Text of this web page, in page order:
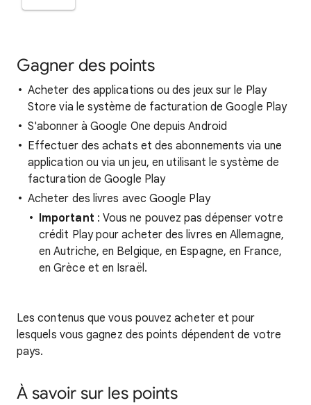
Gagner des points
Acheter des applications ou des jeux sur le Play
Store via le système de facturation de Google Play
S'abonner à Google One depuis Android
Effectuer des achats et des abonnements via une
application ou via un jeu, en utilisant le système de
facturation de Google Play
Acheter des livres avec Google Play
Important : Vous ne pouvez pas dépenser votre
crédit Play pour acheter des livres en Allemagne,
en Autriche, en Belgique, en Espagne, en France,
en Grèce et en Israël.
Les contenus que vous pouvez acheter et pour
lesquels vous gagnez des points dépendent de votre
pays.
À savoir sur les points